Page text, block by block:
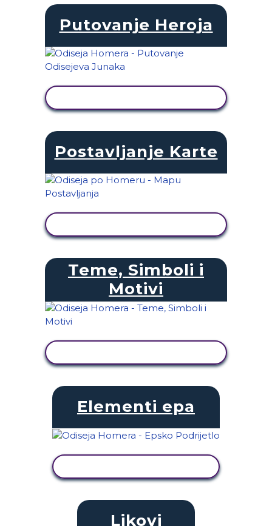
Putovanje Heroja
Postavljanje Karte
Teme, Simboli i
Motivi
Elementi epa
Likovi